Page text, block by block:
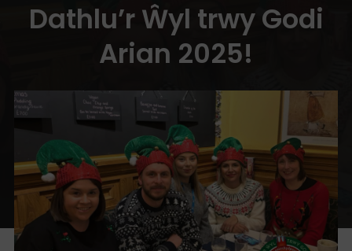
Dathlu’r Ŵyl trwy Godi
Arian 2025!